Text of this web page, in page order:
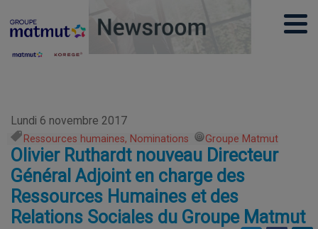
Lundi 6 novembre 2017
Ressources humaines, Nominations Groupe Matmut
Olivier Ruthardt nouveau Directeur
Général Adjoint en charge des
Ressources Humaines et des
Relations Sociales du Groupe Matmut